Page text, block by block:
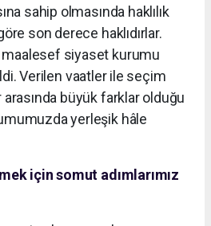
sahip olmasında haklılık
son derece haklıdırlar.
siyaset kurumu
Verilen vaatler ile seçim
arasında büyük farklar olduğu
yerleşik hâle
için somut adımlarımız